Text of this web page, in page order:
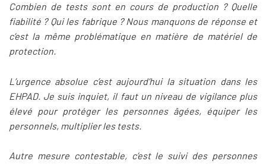
Combien de tests sont en cours de production ? Quelle
fiabilité ? Qui les fabrique ? Nous manquons de réponse et
c’est la même problématique en matière de matériel de
protection.
L’urgence absolue c’est aujourd’hui la situation dans les
EHPAD. Je suis inquiet, il faut un niveau de vigilance plus
élevé pour protéger les personnes âgées, équiper les
personnels, multiplier les tests.
Autre mesure contestable, c’est le suivi des personnes